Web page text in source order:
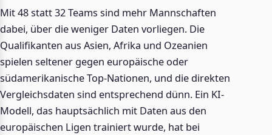
Mit 48 statt 32 Teams sind mehr Mannschaften
dabei, über die weniger Daten vorliegen. Die
Qualifikanten aus Asien, Afrika und Ozeanien
spielen seltener gegen europäische oder
südamerikanische Top-Nationen, und die direkten
Vergleichsdaten sind entsprechend dünn. Ein KI-
Modell, das hauptsächlich mit Daten aus den
europäischen Ligen trainiert wurde, hat bei